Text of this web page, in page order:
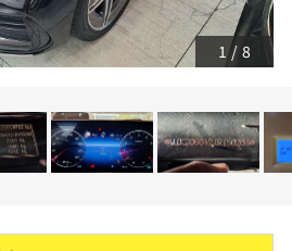
1/ 8